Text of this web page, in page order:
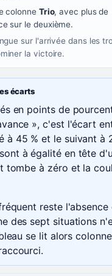
colonne Trio, avec plus de
sur le deuxième.
sur l'arrivée dans les
la victoire.
écarts
en points de
», c'est l'écart
à 45 % et le suivant à
à égalité en tête
tombe à zéro et la
reste l'absence
des sept situations
se lit alors